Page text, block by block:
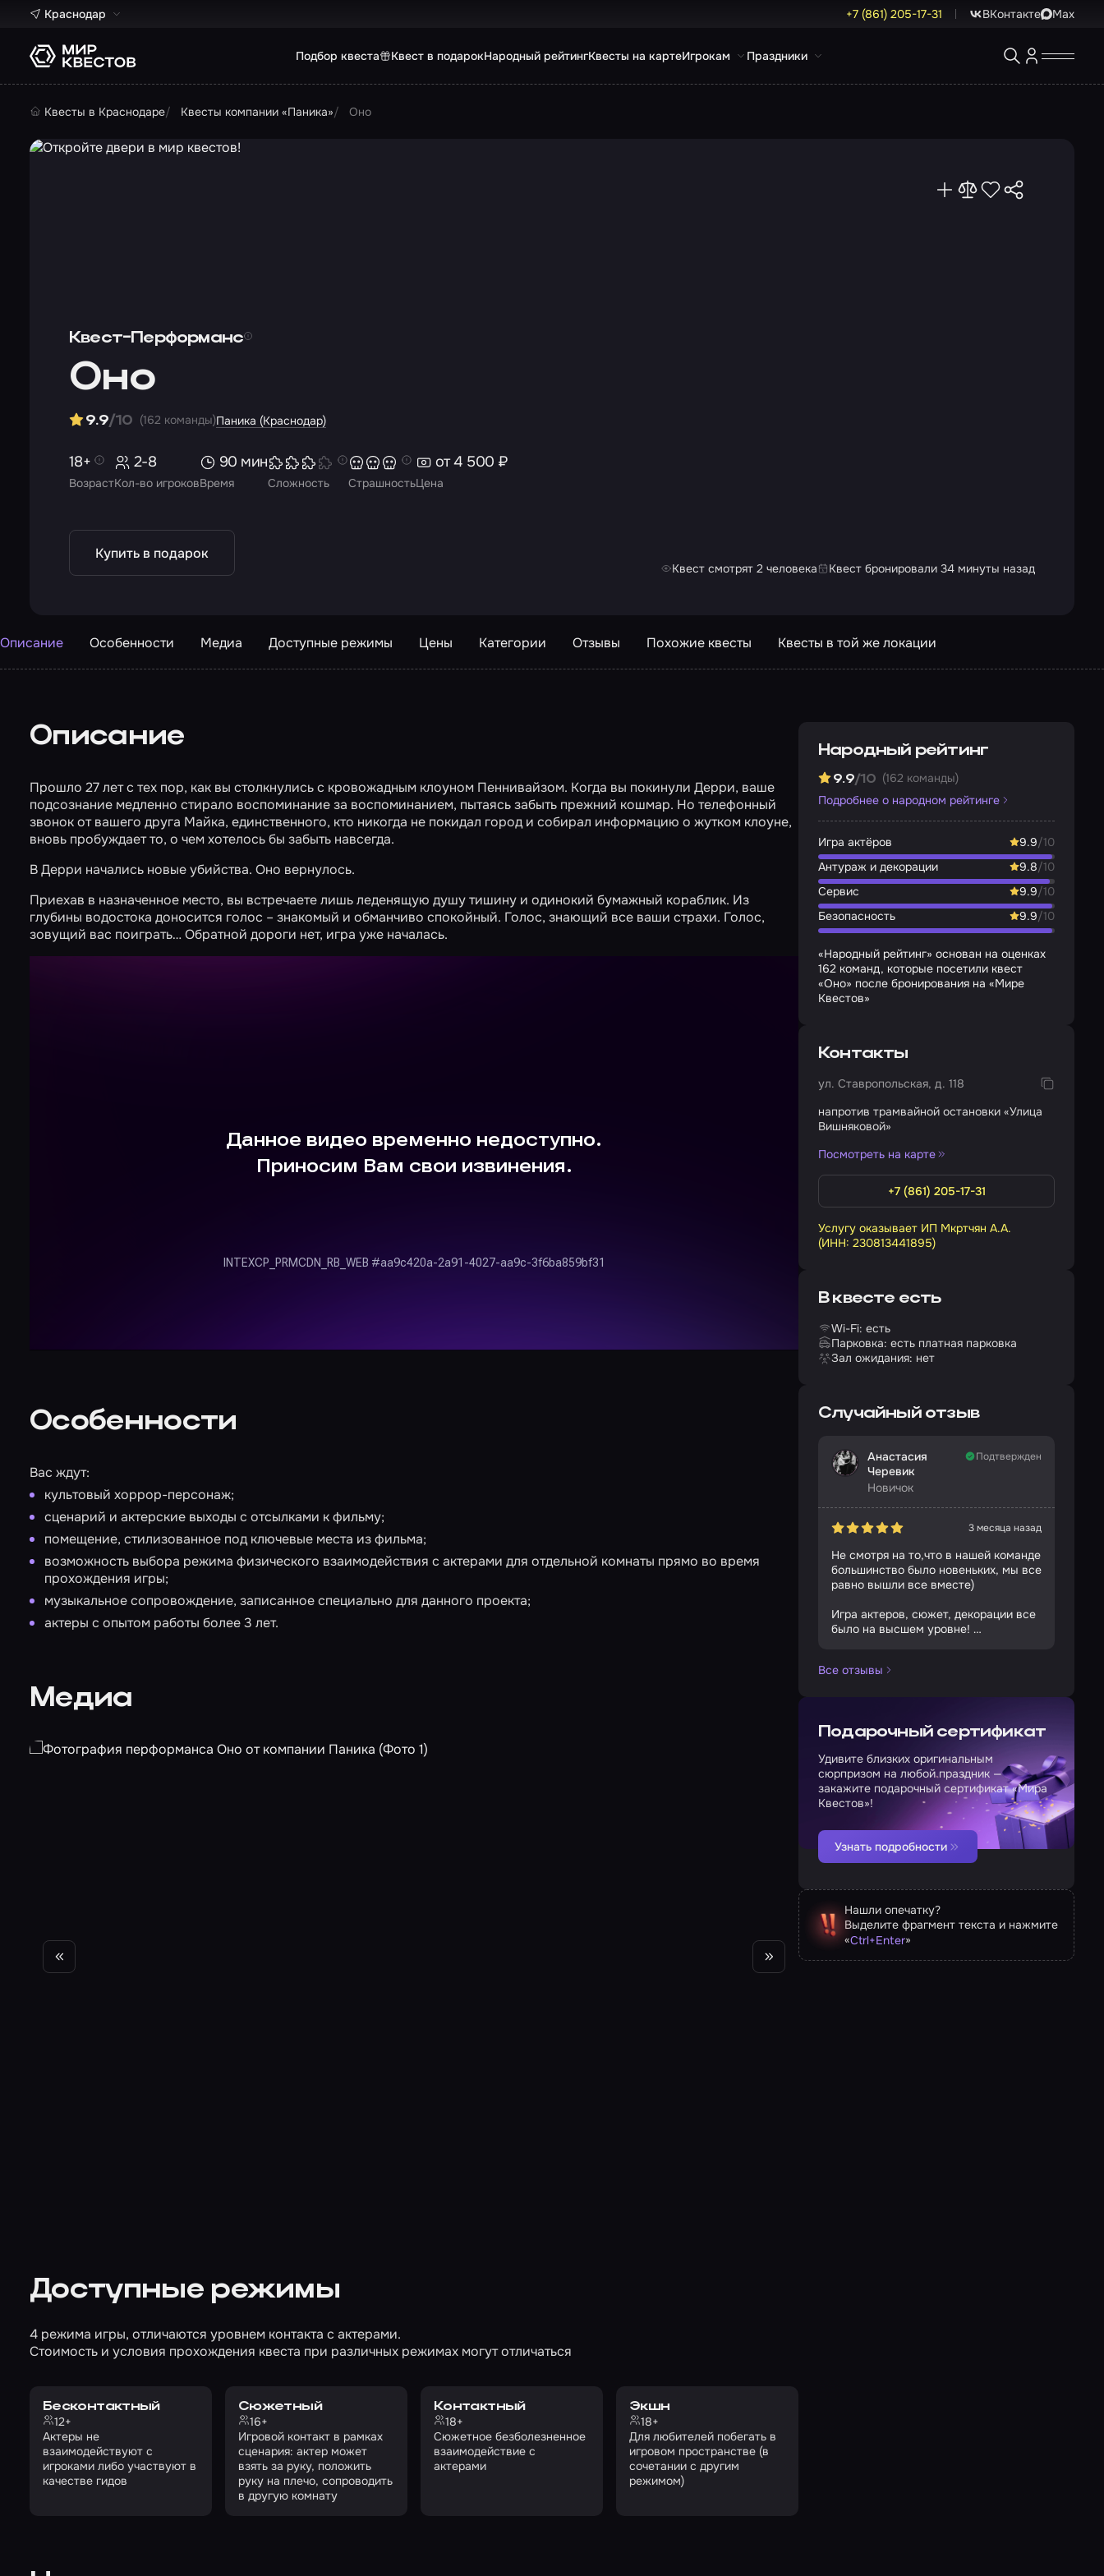
Краснодар +7 (861) 205-17-31 ВКонтакте Max
Подбор квеста Квест в подарокНародный рейтингКвесты на картеИгрокам Праздники
Квесты в Краснодаре Квесты компании «Паника» Оно
Квест-Перформанс
Оно
Паника (Краснодар)
9.9/10 (162 команды)
Возраст
18+
Кол-во игроков
2-8
Время
90 мин
Сложность СтрашностьЦена
от 4 500 ₽
Купить в подарок
Квест смотрят 2 человека Квест бронировали 34 минуты назад
Описание Особенности Медиа Доступные режимы Цены Категории Отзывы Похожие квесты Квесты в той же локации
Описание
Прошло 27 лет с тех пор, как вы столкнулись с кровожадным клоуном Пеннивайзом. Когда вы покинули Дерри, ваше
подсознание медленно стирало воспоминание за воспоминанием, пытаясь забыть прежний кошмар. Но телефонный
звонок от вашего друга Майка, единственного, кто никогда не покидал город и собирал информацию о жутком клоуне,
вновь пробуждает то, о чем хотелось бы забыть навсегда.
В Дерри начались новые убийства. Оно вернулось.
Приехав в назначенное место, вы встречаете лишь леденящую душу тишину и одинокий бумажный кораблик. Из
глубины водостока доносится голос – знакомый и обманчиво спокойный. Голос, знающий все ваши страхи. Голос,
зовущий вас поиграть… Обратной дороги нет, игра уже началась.
Особенности
Вас ждут:
культовый хоррор-персонаж;
сценарий и актерские выходы с отсылками к фильму;
помещение, стилизованное под ключевые места из фильма;
возможность выбора режима физического взаимодействия с актерами для отдельной комнаты прямо во время
прохождения игры;
музыкальное сопровождение, записанное специально для данного проекта;
актеры с опытом работы более 3 лет.
Медиа
Доступные режимы
4 режима игры, отличаются уровнем контакта с актерами.
Стоимость и условия прохождения квеста при различных режимах могут отличаться
Бесконтактный
12+
Актеры не
взаимодействуют с
игроками либо участвуют в
качестве гидов
Сюжетный
16+
Игровой контакт в рамках
сценария: актер может
взять за руку, положить
руку на плечо, сопроводить
в другую комнату
Контактный
18+
Сюжетное безболезненное
взаимодействие с
актерами
Экшн
18+
Для любителей побегать в
игровом пространстве (в
сочетании с другим
режимом)
Народный рейтинг
9.9/10 (162 команды)
Подробнее о народном рейтинге
Игра актёров 9.9/10
Антураж и декорации
9.8/10
Сервис
9.9/10
Безопасность
9.9/10
«Народный рейтинг» основан на оценках
162 команд, которые посетили квест
«Оно» после бронирования на «Мире
Квестов»
Контакты
ул. Ставропольская, д. 118
напротив трамвайной остановки «Улица
Вишняковой»
Посмотреть на карте
+7 (861) 205-17-31
Услугу оказывает ИП Мкртчян А.А.
(ИНН: 230813441895)
В квесте есть
Wi-Fi: есть
Парковка: есть платная парковка
Зал ожидания: нет
Случайный отзыв
Анастасия
Черевик
Новичок
Подтвержден
3 месяца назад
Не смотря на то,что в нашей команде
большинство было новеньких, мы все
равно вышли все вместе)
Игра актеров, сюжет, декорации все
было на высшем уровне!
Кире -администратору.
Все отзывы
Подарочный сертификат
Удивите близких оригинальным
сюрпризом на любой праздник —
закажите подарочный сертификат «Мира
Квестов»!
Узнать подробности
Нашли опечатку?
Выделите фрагмент текста и нажмите
«Ctrl+Enter»